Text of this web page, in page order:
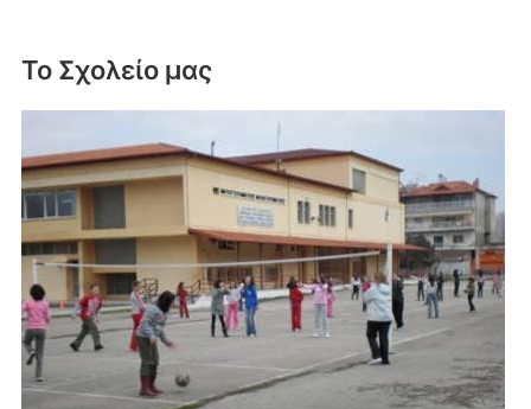
Το Σχολείο μας